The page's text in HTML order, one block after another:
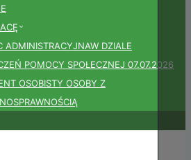
ADMINISTRACYJNAW DZIALE
POMOCY SPOŁECZNEJ 07.07.2026
OSOBISTY OSOBY Z